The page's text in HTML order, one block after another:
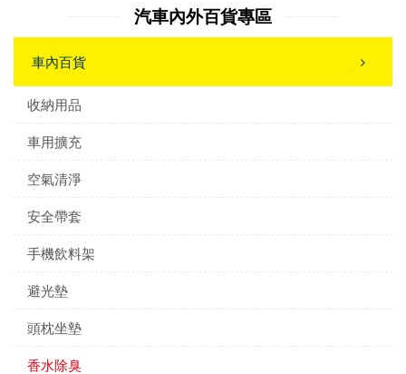
汽車內外百貨專區
車內百貨
收納用品
車用擴充
空氣清淨
安全帶套
手機飲料架
避光墊
頭枕坐墊
香水除臭